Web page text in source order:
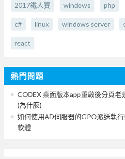
2017鐵人賽 windows php
c# linux windows server
react
熱門問題
CODEX 桌面版本app重啟後分頁老
(為什麼)
如何使用AD伺服器的GPO派送執
軟體